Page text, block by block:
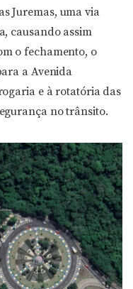
Juremas, uma via
causando assim
o fechamento, o
a Avenida
e à rotatória das
no trânsito.